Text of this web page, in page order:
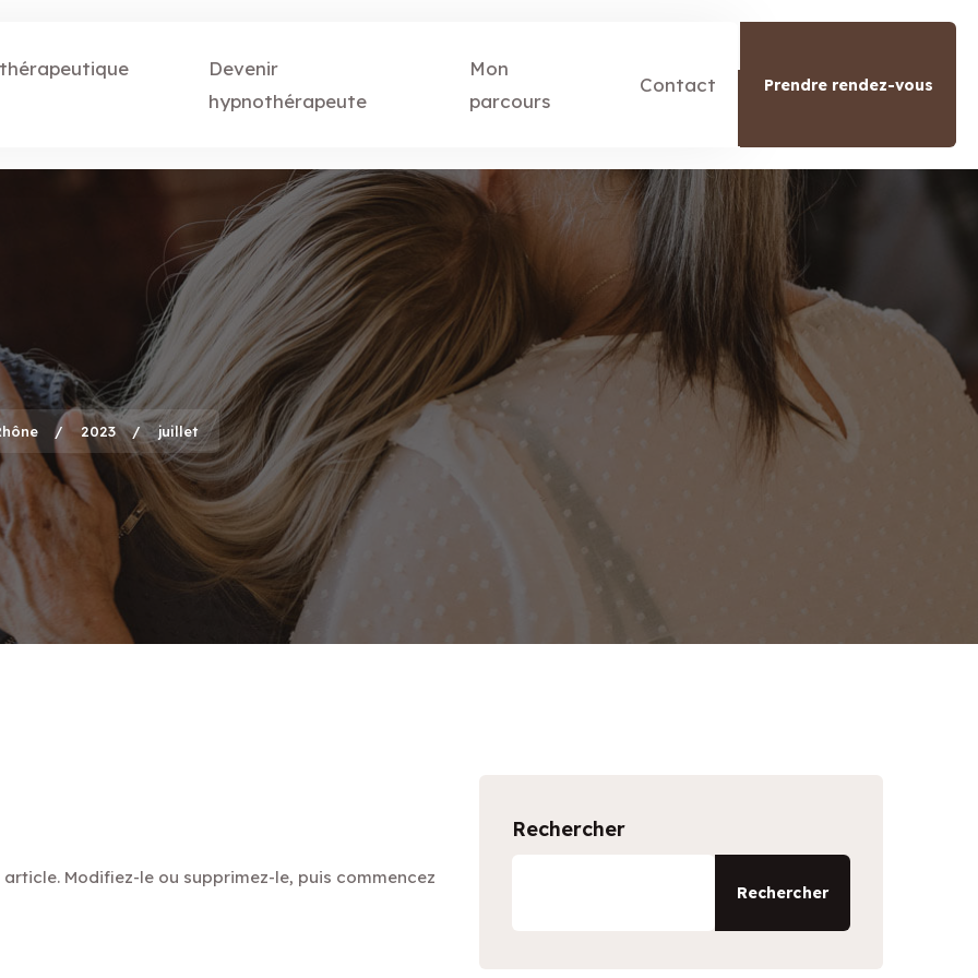
Prendre rendez-vous
thérapeutique
Devenir
hypnothérapeute
Mon
parcours
Contact
2023 juillet
Modifiez-le ou supprimez-le, puis commencez
Rechercher
Rechercher